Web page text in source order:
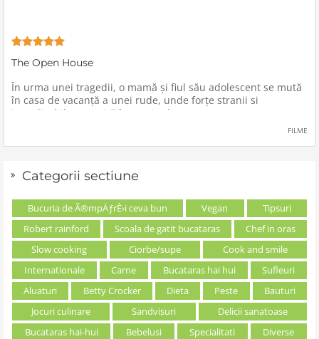
The Open House
În urma unei tragedii, o mamă şi fiul său adolescent se mută
în casa de vacanţă a unei rude, unde forţe stranii si
inexplicabile conspiră împotriva lor.
FILME
Categorii sectiune
Bucuria de Ã®mpÄƒrÈ›i ceva bun Vegan
Tipsuri
Robert rainford
Scoala de gatit bucataras
Chef in oras
Slow cooking
Ciorbe/supe
Cook and smile
Internationale
Carne Bucataras hai hui
Sufleuri
Aluaturi
Betty Crocker Dieta Peste
Bauturi
Jocuri culinare
Sandvisuri
Delicii sanatoase
Bucataras hai-hui
Bebelusi Specialitati
Diverse